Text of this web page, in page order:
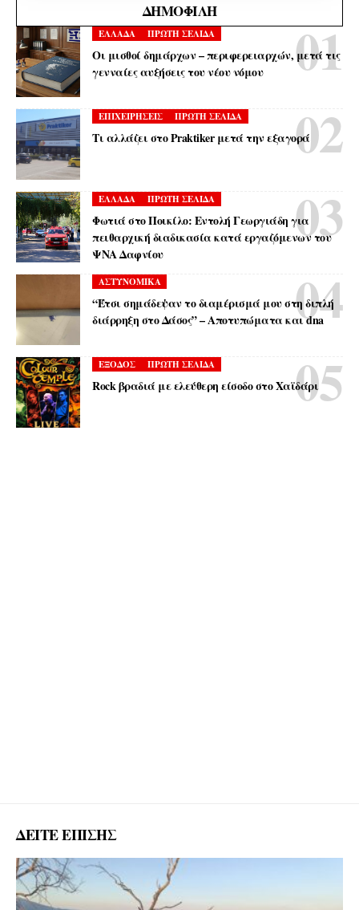
ΔΗΜΟΦΙΛΉ
ΕΛΛΑΔΑ ΠΡΩΤΗ ΣΕΛΙΔΑ
Οι μισθοί δημάρχων – περιφερειαρχών, μετά τις
γενναίες αυξήσεις του νέου νόμου
ΕΠΙΧΕΙΡΗΣΕΙΣ ΠΡΩΤΗ ΣΕΛΙΔΑ
Τι αλλάζει στο Praktiker μετά την εξαγορά
ΕΛΛΑΔΑ ΠΡΩΤΗ ΣΕΛΙΔΑ
Φωτιά στο Ποικίλο: Εντολή Γεωργιάδη για
πειθαρχική διαδικασία κατά εργαζόμενων του
ΨΝΑ Δαφνίου
ΑΣΤΥΝΟΜΙΚΑ
“Έτσι σημάδεψαν το διαμέρισμά μου στη διπλή
διάρρηξη στο Δάσος” – Αποτυπώματα και dna
ΕΞΟΔΟΣ ΠΡΩΤΗ ΣΕΛΙΔΑ
Rock βραδιά με ελεύθερη είσοδο στο Χαϊδάρι
ΔΕΙΤΕ ΕΠΙΣΗΣ